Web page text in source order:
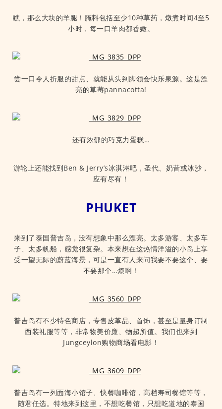
瞧，那么大块的羊腿！腌料包括至少10种草药，燉煮时间4至5
小时，每一口羊肉都香嫩。
尝一口令人折服的甜点、就能从头到脚领会快乐泉源。这是漂
亮的草莓pannacotta!
还有浓郁的巧克力蛋糕…
游轮上还能找到Ben & Jerry’s冰淇淋吧，圣代、奶昔或冰沙，
应有尽有！
PHUKET
来到了泰国普吉岛，没有想象中那么漂亮。太多游客、太多车
子、太多帆船，感觉很复杂。本来想在这热情洋溢的小岛上享
受一望无际的蔚蓝海景，可是一直有人来问我要不要这个、要
不要那个…烦啊！
普吉岛有不少特色商店，专售皮革品、首饰，甚至是量身订制
西装礼服等等，非常物美价廉、物超所值。我们也来到
Jungceylon购物商场看电影！
普吉岛有一列面海小馆子、快餐咖啡馆，高档寿司餐馆等等，
随君任选。特地来到这里，不想吃餐馆，只想吃道地的泰国